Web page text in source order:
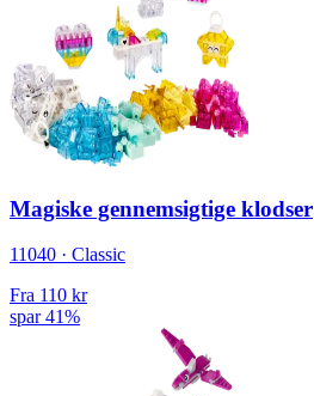
Magiske gennemsigtige klodser
11040 · Classic
Fra 110 kr
spar 41%